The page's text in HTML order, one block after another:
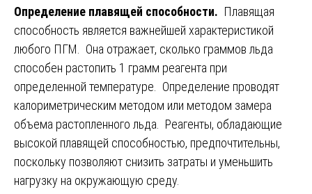
Определение плавящей способности. Плавящая
способность является важнейшей характеристикой
любого ПГМ. Она отражает, сколько граммов льда
способен растопить 1 грамм реагента при
определенной температуре. Определение проводят
калориметрическим методом или методом замера
объема растопленного льда. Реагенты, обладающие
высокой плавящей способностью, предпочтительны,
поскольку позволяют снизить затраты и уменьшить
нагрузку на окружающую среду.